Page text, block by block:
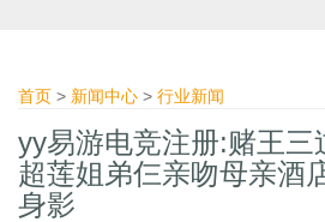
首页 > 新闻中心 > 行业新闻
yy易游电竞注册:赌王三
超莲姐弟仨亲吻母亲酒
身影